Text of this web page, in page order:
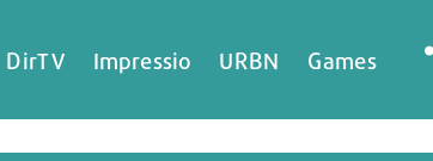
DirTV Impressio URBN Games